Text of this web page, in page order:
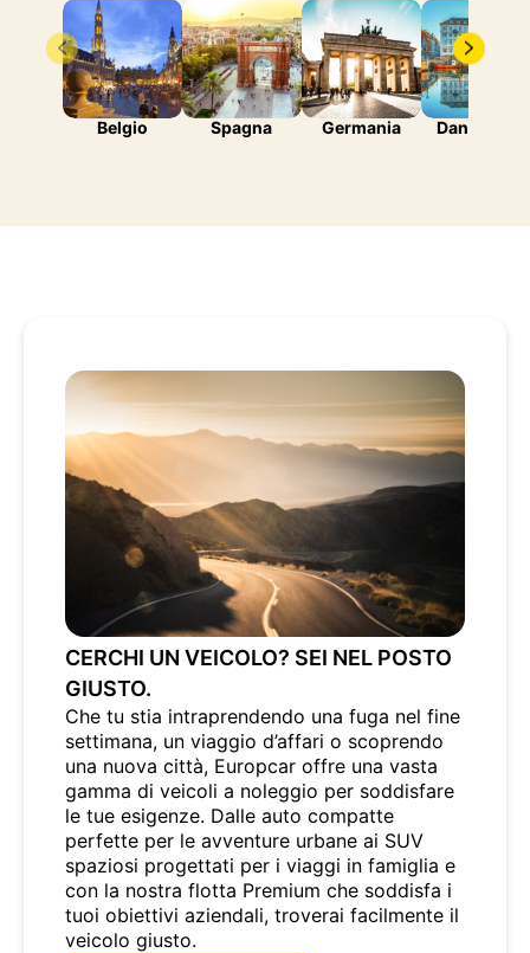
Belgio Spagna Germania Danimarca
CERCHI UN VEICOLO? SEI NEL POSTO
GIUSTO.
Che tu stia intraprendendo una fuga nel fine
settimana, un viaggio d’affari o scoprendo
una nuova città, Europcar offre una vasta
gamma di veicoli a noleggio per soddisfare
le tue esigenze. Dalle auto compatte
perfette per le avventure urbane ai SUV
spaziosi progettati per i viaggi in famiglia e
con la nostra flotta Premium che soddisfa i
tuoi obiettivi aziendali, troverai facilmente il
veicolo giusto.